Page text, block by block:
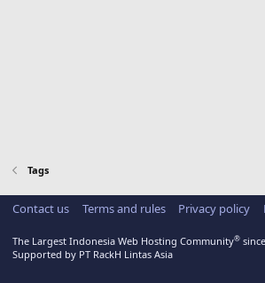
Tags
Contact us Terms and rules Privacy policy
The Largest Indonesia Web Hosting Community®
Supported by PT RackH Lintas Asia